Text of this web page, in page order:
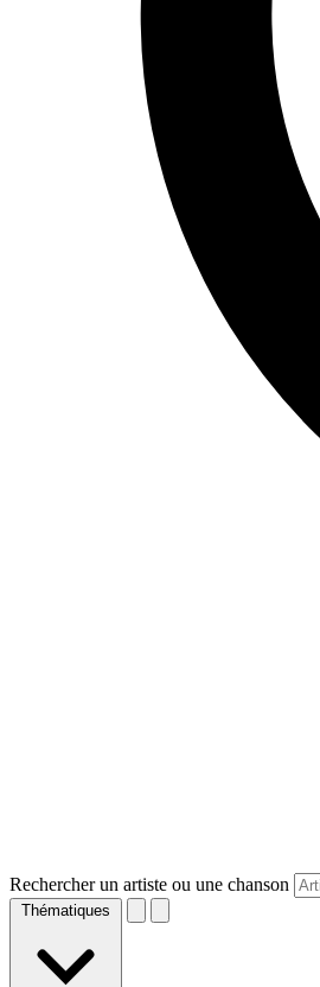
Rechercher un artiste ou une chanson
Thématiques